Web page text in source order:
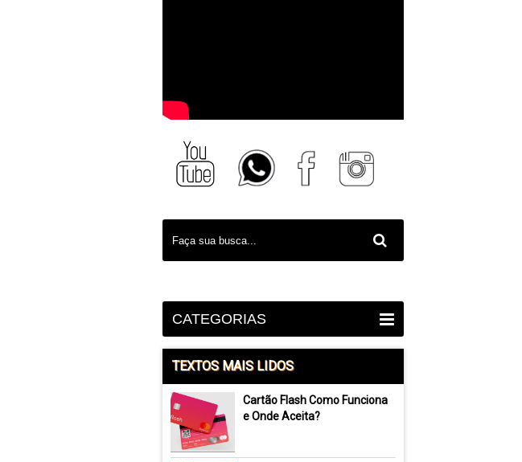
CATEGORIAS
TEXTOS MAIS LIDOS
Cartão Flash Como Funciona
e Onde Aceita?